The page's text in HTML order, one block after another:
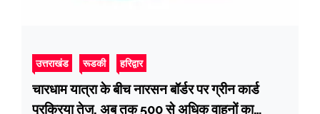
उत्तराखंड रूडकी हरिद्वार
चारधाम यात्रा के बीच नारसन बॉर्डर पर ग्रीन कार्ड
प्रक्रिया तेज, अब तक 500 से अधिक वाहनों का